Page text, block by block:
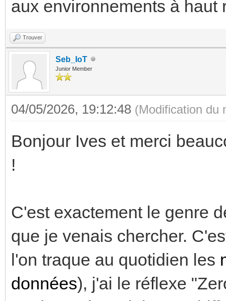
aux environnements à
Trouver
Seb_IoT
Junior Member
04/05/2026, 19:12:48 (Modification du
Bonjour Ives et merci
!
C'est exactement le genre
que je venais chercher.
l'on traque au quotidien les
données), j'ai le réflexe